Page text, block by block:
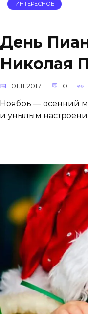
ИНТЕРЕСНОЕ
День
Николая
01.11.2017 0
Ноябрь — осенний
и унылым